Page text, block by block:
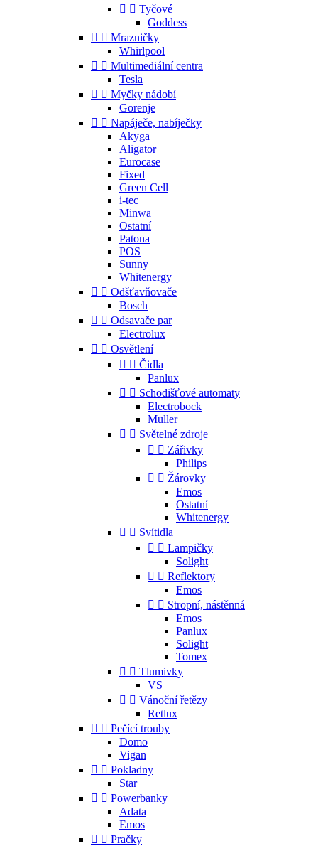
  Tyčové
Goddess
  Mrazničky
Whirlpool
  Multimediální centra
Tesla
  Myčky nádobí
Gorenje
  Napáječe, nabíječky
Akyga
Aligator
Eurocase
Fixed
Green Cell
i-tec
Minwa
Ostatní
Patona
POS
Sunny
Whitenergy
  Odšťavňovače
Bosch
  Odsavače par
Electrolux
  Osvětlení
  Čidla
Panlux
  Schodišťové automaty
Electrobock
Muller
  Světelné zdroje
  Zářivky
Philips
  Žárovky
Emos
Ostatní
Whitenergy
  Svítidla
  Lampičky
Solight
  Reflektory
Emos
  Stropní, nástěnná
Emos
Panlux
Solight
Tomex
  Tlumivky
VS
  Vánoční řetězy
Retlux
  Pečící trouby
Domo
Vigan
  Pokladny
Star
  Powerbanky
Adata
Emos
  Pračky